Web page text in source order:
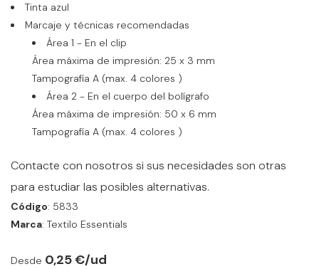
Tinta azul
Marcaje y técnicas recomendadas
Área 1 - En el clip
Área máxima de impresión: 25 x 3 mm
Tampografía A (max. 4 colores )
Área 2 - En el cuerpo del bolígrafo
Área máxima de impresión: 50 x 6 mm
Tampografía A (max. 4 colores )
Contacte con nosotros si sus necesidades son otras
para estudiar las posibles alternativas.
Código: 5833
Marca: Textilo Essentials
Desde 0,25 €/ud